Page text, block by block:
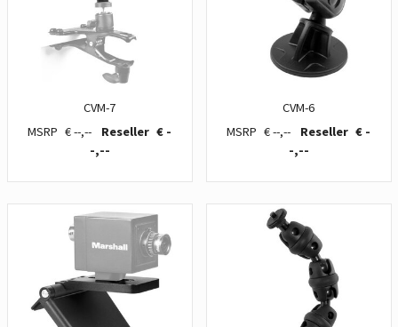
CVM-7
€ --,--
€ -
-,--
CVM-6
€ --,--
€ -
-,--